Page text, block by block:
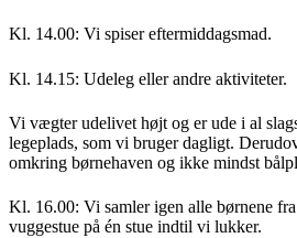
Kl. 14.00: Vi spiser eftermiddagsmad.
Kl. 14.15: Udeleg eller andre aktiviteter.
Vi vægter udelivet højt og er ude i al
legeplads, som vi bruger dagligt.
omkring børnehaven og ikke mindst
Kl. 16.00: Vi samler igen alle børnene
vuggestue på én stue indtil vi lukker.